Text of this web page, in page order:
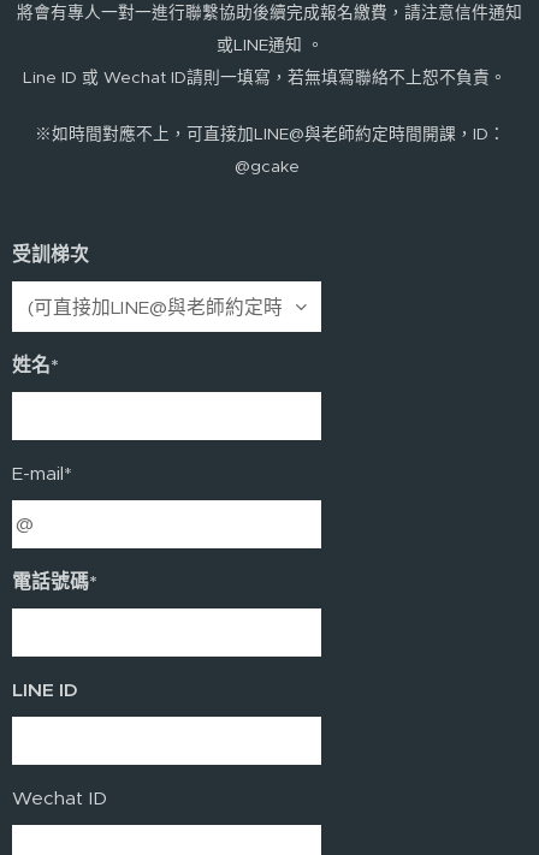
將會有專人一對一進行聯繫協助後續完成報名繳費，請注意信件通知
或LINE通知 。
Line ID 或 Wechat ID請則一填寫，若無填寫聯絡不上恕不負責。
※如時間對應不上，可直接加LINE@與老師約定時間開課，ID：
@gcake
受訓梯次
姓名*
E-mail*
電話號碼*
LINE ID
Wechat ID